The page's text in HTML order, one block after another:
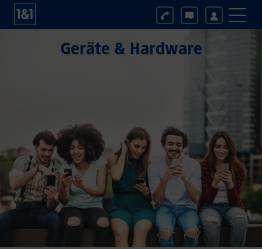
Geräte & Hardware